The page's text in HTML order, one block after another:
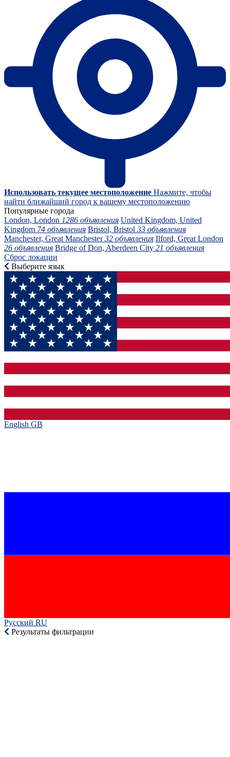
Использовать текущее местоположение Нажмите, чтобы
найти ближайший город к вашему местоположению
Популярные города
London, London 1286 объявления United Kingdom, United
Kingdom 74 объявления Bristol, Bristol 33 объявления
Manchester, Great Manchester32 объявления Ilford, Great London
26 объявления Bridge of Don, Aberdeen City 21 объявления
Сброс локации
Выберите язык
English GB‎
Русский RU‎
Результаты фильтрации